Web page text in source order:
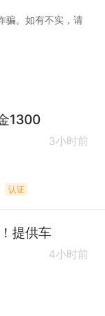
骗。如有不实，请
1300
3小时前
认证
提供车
4小时前